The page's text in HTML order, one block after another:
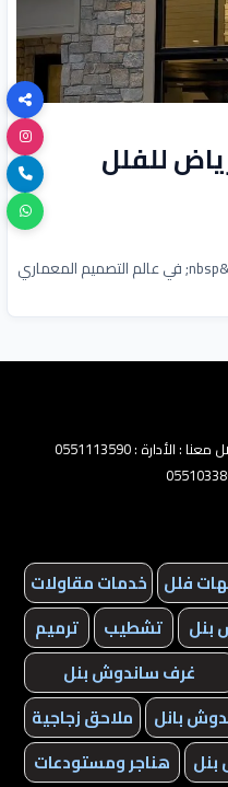
للفلل
واجهات زجاجية في الرياض للفلل والمنازل&nbsp; في عالم التصميم المعماري
يمكنك التواصل معنا : الأدارة : 0551113590
فلل خدمات مقاولات
تشطيب
ترميم
غرف ساندوش بنل
بانل
ملاحق زجاجية
بنل هناجر ومستودعات